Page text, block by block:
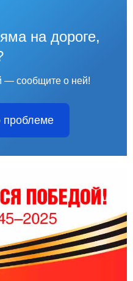
на дороге,
— сообщите о ней!